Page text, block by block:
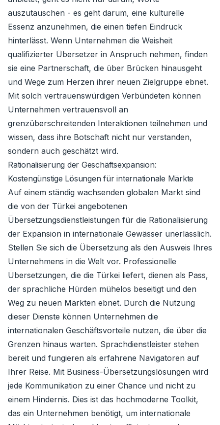
auszutauschen - es geht darum, eine kulturelle
Essenz anzunehmen, die einen tiefen Eindruck
hinterlässt. Wenn Unternehmen die Weisheit
qualifizierter Übersetzer in Anspruch nehmen, finden
sie eine Partnerschaft, die über Brücken hinausgeht
und Wege zum Herzen ihrer neuen Zielgruppe ebnet.
Mit solch vertrauenswürdigen Verbündeten können
Unternehmen vertrauensvoll an
grenzüberschreitenden Interaktionen teilnehmen und
wissen, dass ihre Botschaft nicht nur verstanden,
sondern auch geschätzt wird.
Rationalisierung der Geschäftsexpansion:
Kostengünstige Lösungen für internationale Märkte
Auf einem ständig wachsenden globalen Markt sind
die von der Türkei angebotenen
Übersetzungsdienstleistungen für die Rationalisierung
der Expansion in internationale Gewässer unerlässlich.
Stellen Sie sich die Übersetzung als den Ausweis Ihres
Unternehmens in die Welt vor. Professionelle
Übersetzungen, die die Türkei liefert, dienen als Pass,
der sprachliche Hürden mühelos beseitigt und den
Weg zu neuen Märkten ebnet. Durch die Nutzung
dieser Dienste können Unternehmen die
internationalen Geschäftsvorteile nutzen, die über die
Grenzen hinaus warten. Sprachdienstleister stehen
bereit und fungieren als erfahrene Navigatoren auf
Ihrer Reise. Mit Business-Übersetzungslösungen wird
jede Kommunikation zu einer Chance und nicht zu
einem Hindernis. Dies ist das hochmoderne Toolkit,
das ein Unternehmen benötigt, um internationale